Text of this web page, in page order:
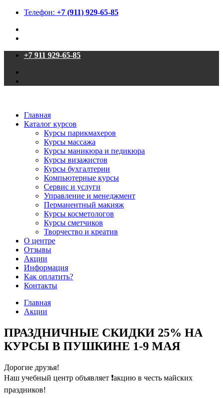
Телефон: +7 (911) 929-65-85
+7 911 929-65-85
Главная
Каталог курсов
Курсы парикмахеров
Курсы массажа
Курсы маникюра и педикюра
Курсы визажистов
Курсы бухгалтерии
Компьютерные курсы
Сервис и услуги
Управление и менеджмент
Перманентный макияж
Курсы косметологов
Курсы сметчиков
Творчество и креатив
О центре
Отзывы
Акции
Информация
Как оплатить?
Контакты
Главная
Акции
ПРАЗДНИЧНЫЕ СКИДКИ 25% НА
КУРСЫ В ПУШКИНЕ 1-9 МАЯ
Дорогие друзья!
Наш учебный центр объявляет ❗акцию в честь майских
праздников!